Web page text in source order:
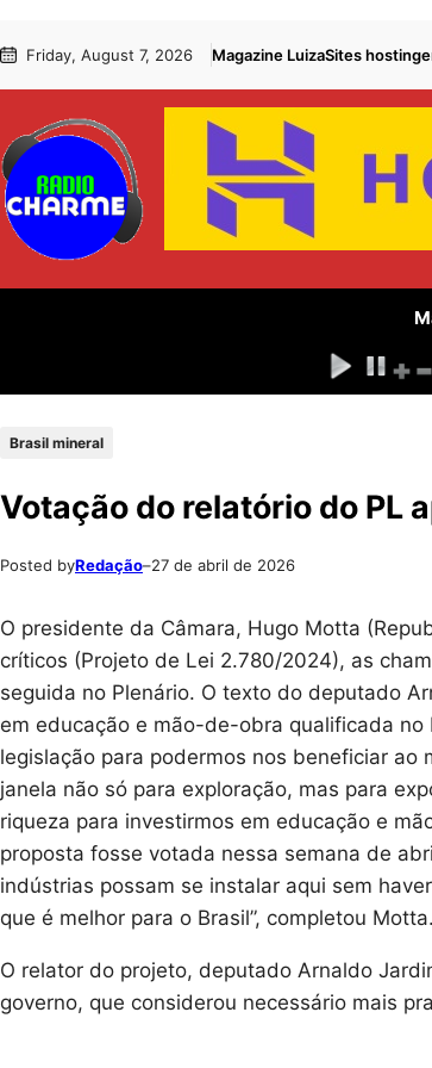
para
conteúdo
to Friday, August 7, 2026 Magazine LuizaSites
Brasil mineral
Votação do relatório do PL
Posted byRedação–27 de abril de 2026
O presidente da Câmara, Hugo Motta
críticos (Projeto de Lei 2.780/2024), as
seguida no Plenário. O texto do deputado
em educação e mão-de-obra qualificada no
legislação para podermos nos beneficiar ao
janela não só para exploração, mas para
riqueza para investirmos em educação e
proposta fosse votada nessa semana de
indústrias possam se instalar aqui sem
que é melhor para o Brasil”, completou Motta.
O relator do projeto, deputado Arnaldo
governo, que considerou necessário mais